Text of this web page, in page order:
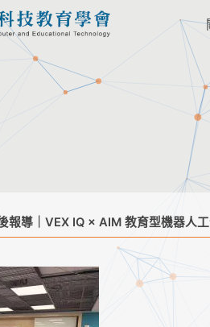
報導｜VEX IQ × AIM 教育型機器人